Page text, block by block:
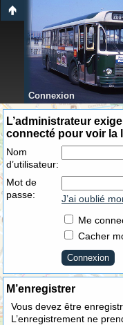
Connexion
L’administrateur
connecté pour voir la
Nom
d’utilisateur:
Mot de
passe:
J’ai oublié
Me
Cacher
M’enregistrer
Vous devez être
L’enregistrement ne